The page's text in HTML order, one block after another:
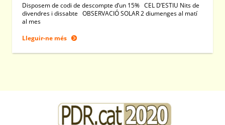
Disposem de codi de descompte d’un 15% CEL D’ESTIU Nits de
divendres i dissabte OBSERVACIÓ SOLAR 2 diumenges al matí
al mes
Lleguir-ne més